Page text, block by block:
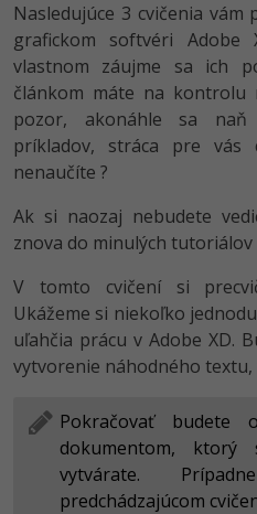
Python -80%
JavaScript -80%
PHP -80%
Swift -80%
Kotlin -80%
Céčko -80%
SQL
UML
WordPress
SEO -30%
UX
Copywriting -30%
MS Office -80%
Google Dokumenty
Fórum
Linux a UNIX
Photoshop -80%
Adobe Illustrator -
Adobe Lightroom -30%
Adobe InDesign -25%
Adobe After Effects
Blender -80%
Fotografovanie -80%
Video
Nasledujúce 3 cvičenia
grafickom softvéri
vlastnom záujme sa ich
článkom máte na kontrolu
pozor, akonáhle sa naň
príkladov, stráca pre vás
nenaučíte ?
Ak si naozaj nebudete
znova do minulých
V tomto cvičení si
Ukážeme si niekoľko
uľahčia prácu v Adobe XD.
vytvorenie náhodného
Pokračovať budete
dokumentom,
vytvárate.
predchádzajúcom